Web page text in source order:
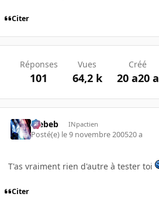
Citer
Réponses
101
Vues
64,2 k
Créé
20 a20 a
Trebeb INpactien
Posté(e) le 9 novembre 200520 a
T'as vraiment rien d'autre à tester toi
Citer